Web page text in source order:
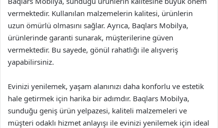
vermektedir. Kullanılan malzemelerin kalitesi, ürünlerin
uzun ömürlü olmasını sağlar. Ayrıca, Baqlars Mobilya,
ürünlerinde garanti sunarak, müşterilerine güven
vermektedir. Bu sayede, gönül rahatlığı ile alışveriş
yapabilirsiniz.
Evinizi yenilemek, yaşam alanınızı daha konforlu ve estetik
hale getirmek için harika bir adımdır. Baqlars Mobilya,
sunduğu geniş ürün yelpazesi, kaliteli malzemeleri ve
müşteri odaklı hizmet anlayışı ile evinizi yenilemek için ideal